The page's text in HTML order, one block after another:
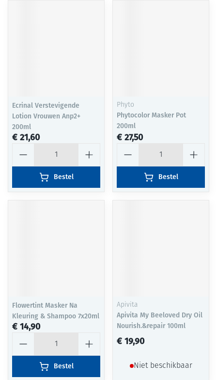
Ecrinal Verstevigende
Lotion Vrouwen Anp2+
200ml
€ 21,60
Bestel
Phyto
Phytocolor Masker Pot
200ml
€ 27,50
Bestel
Flowertint Masker Na
Kleuring & Shampoo 7x20ml
€ 14,90
Bestel
Apivita
Apivita My Beeloved Dry Oil
Nourish.&repair 100ml
€ 19,90
Niet beschikbaar